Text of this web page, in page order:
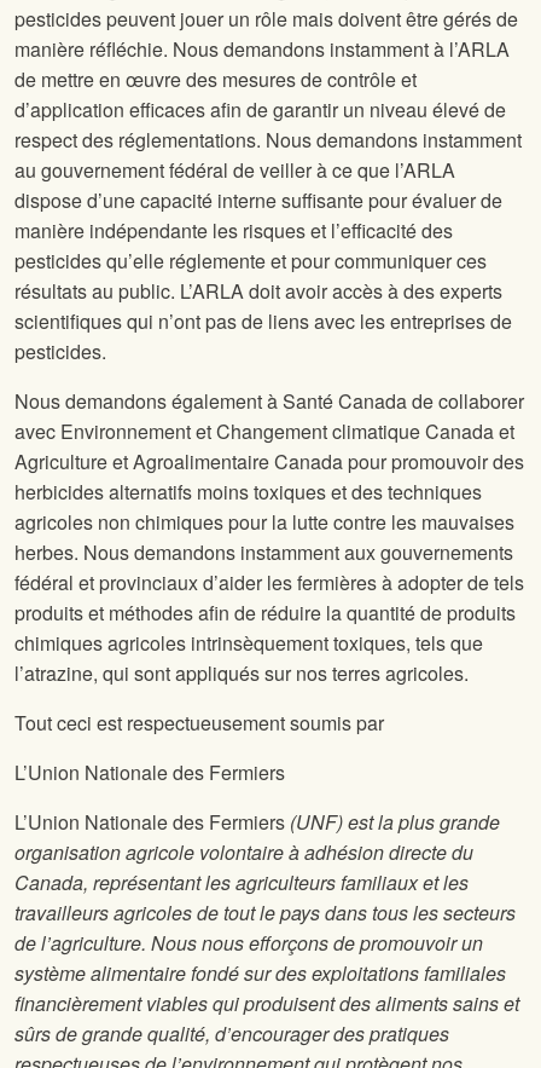
pesticides peuvent jouer un rôle mais doivent être gérés de
manière réfléchie. Nous demandons instamment à l’ARLA
de mettre en œuvre des mesures de contrôle et
d’application efficaces afin de garantir un niveau élevé de
respect des réglementations. Nous demandons instamment
au gouvernement fédéral de veiller à ce que l’ARLA
dispose d’une capacité interne suffisante pour évaluer de
manière indépendante les risques et l’efficacité des
pesticides qu’elle réglemente et pour communiquer ces
résultats au public. L’ARLA doit avoir accès à des experts
scientifiques qui n’ont pas de liens avec les entreprises de
pesticides.
Nous demandons également à Santé Canada de collaborer
avec Environnement et Changement climatique Canada et
Agriculture et Agroalimentaire Canada pour promouvoir des
herbicides alternatifs moins toxiques et des techniques
agricoles non chimiques pour la lutte contre les mauvaises
herbes. Nous demandons instamment aux gouvernements
fédéral et provinciaux d’aider les fermières à adopter de tels
produits et méthodes afin de réduire la quantité de produits
chimiques agricoles intrinsèquement toxiques, tels que
l’atrazine, qui sont appliqués sur nos terres agricoles.
Tout ceci est respectueusement soumis par
L’Union Nationale des Fermiers
L’Union Nationale des Fermiers (UNF) est la plus grande
organisation agricole volontaire à adhésion directe du
Canada, représentant les agriculteurs familiaux et les
travailleurs agricoles de tout le pays dans tous les secteurs
de l’agriculture. Nous nous efforçons de promouvoir un
système alimentaire fondé sur des exploitations familiales
financièrement viables qui produisent des aliments sains et
sûrs de grande qualité, d’encourager des pratiques